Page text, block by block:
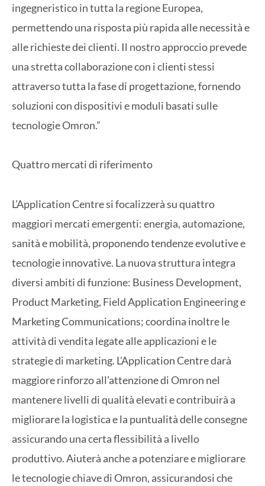
ingegneristico in tutta la regione Europea,
permettendo una risposta più rapida alle necessità e
alle richieste dei clienti. Il nostro approccio prevede
una stretta collaborazione con i clienti stessi
attraverso tutta la fase di progettazione, fornendo
soluzioni con dispositivi e moduli basati sulle
tecnologie Omron.”
Quattro mercati di riferimento
L’Application Centre si focalizzerà su quattro
maggiori mercati emergenti: energia, automazione,
sanità e mobilità, proponendo tendenze evolutive e
tecnologie innovative. La nuova struttura integra
diversi ambiti di funzione: Business Development,
Product Marketing, Field Application Engineering e
Marketing Communications; coordina inoltre le
attività di vendita legate alle applicazioni e le
strategie di marketing. L’Application Centre darà
maggiore rinforzo all’attenzione di Omron nel
mantenere livelli di qualità elevati e contribuirà a
migliorare la logistica e la puntualità delle consegne
assicurando una certa flessibilità a livello
produttivo. Aiuterà anche a potenziare e migliorare
le tecnologie chiave di Omron, assicurandosi che